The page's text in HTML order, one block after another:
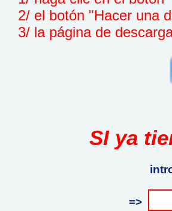
2/ el botón "Hacer una
3/ la página de descarga
SI ya
=>